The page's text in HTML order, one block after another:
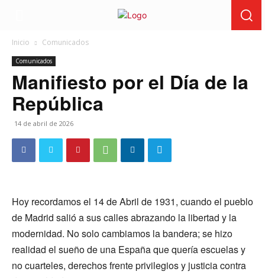
Inicio Comunicados
Comunicados
Manifiesto por el Día de la
República
14 de abril de 2026
Hoy recordamos el 14 de Abril de 1931, cuando el pueblo
de Madrid salió a sus calles abrazando la libertad y la
modernidad. No solo cambiamos la bandera; se hizo
realidad el sueño de una España que quería escuelas y
no cuarteles, derechos frente privilegios y justicia contra